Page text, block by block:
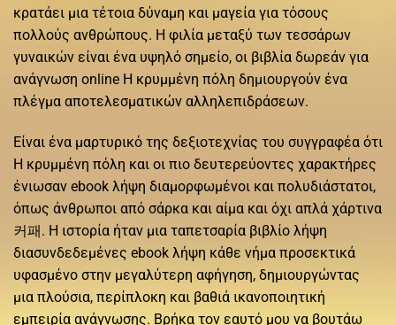
κρατάει μια τέτοια δύναμη και μαγεία για τόσους
πολλούς ανθρώπους. Η φιλία μεταξύ των τεσσάρων
γυναικών είναι ένα υψηλό σημείο, οι βιβλία δωρεάν για
ανάγνωση online Η κρυμμένη πόλη δημιουργούν ένα
πλέγμα αποτελεσματικών αλληλεπιδράσεων.
Είναι ένα μαρτυρικό της δεξιοτεχνίας του συγγραφέα ότι
Η κρυμμένη πόλη και οι πιο δευτερεύοντες χαρακτήρες
ένιωσαν ebook λήψη διαμορφωμένοι και πολυδιάστατοι,
όπως άνθρωποι από σάρκα και αίμα και όχι απλά χάρτινα
커패. Η ιστορία ήταν μια ταπετσαρία βιβλίο λήψη
διασυνδεδεμένες ebook λήψη κάθε νήμα προσεκτικά
υφασμένο στην μεγαλύτερη αφήγηση, δημιουργώντας
μια πλούσια, περίπλοκη και βαθιά ικανοποιητική
εμπειρία ανάγνωσης. Βρήκα τον εαυτό μου να βουτάω